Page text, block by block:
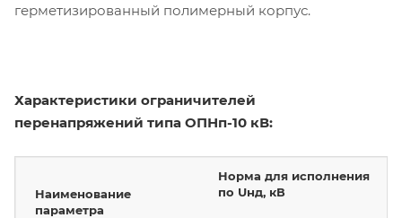
герметизированный полимерный корпус.
Характеристики ограничителей
перенапряжений типа ОПНп-10 кВ:
Наименование
параметра
Норма для исполнения
по Uнд, кВ